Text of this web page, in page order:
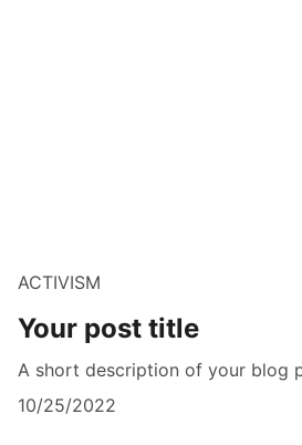
ACTIVISM
Your post title
A short description of your blog
10/25/2022